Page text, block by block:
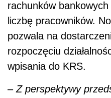
rachunków
liczbę pracowników.
pozwala na
rozpoczęciu
wpisania do KRS.
– Z perspektywy